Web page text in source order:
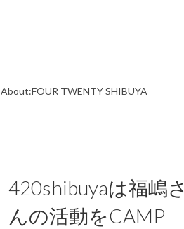
About:FOUR TWENTY SHIBUYA
420shibuyaは福嶋さ
んの活動をCAMP